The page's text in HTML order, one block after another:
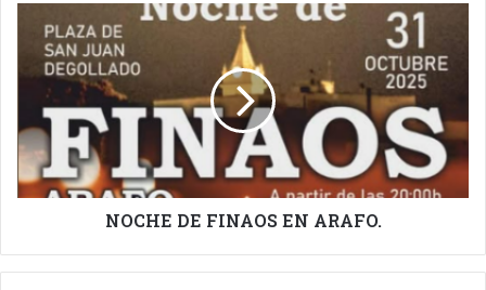
FINAOS
ARAFO.
NOCHE DE FINAOS EN ARAFO.